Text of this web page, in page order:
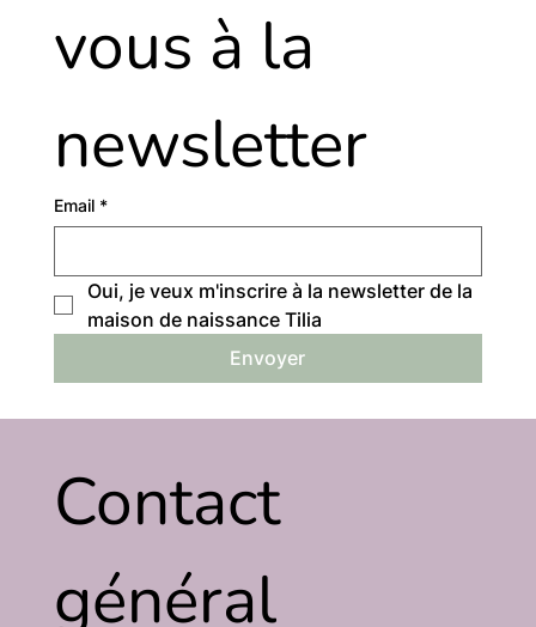
vous à la
newsletter
Email *
Oui, je veux m'inscrire à la newsletter de la
maison de naissance Tilia
Envoyer
Contact
général